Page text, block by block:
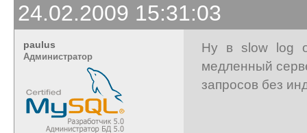
24.02.2009 15:31:03
paulus
Администратор
Ну в slow log
медленный
запросов без